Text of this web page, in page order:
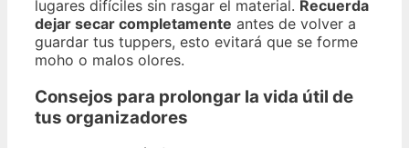
lugares difíciles sin rasgar el material. Recuerda
dejar secar completamente antes de volver a
guardar tus tuppers, esto evitará que se forme
moho o malos olores.
Consejos para prolongar la vida útil de
tus organizadores